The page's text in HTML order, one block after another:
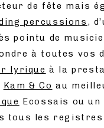
de fête mais
percussions ,
pointu de
à toutes vos
lyrique à la
Kam & Co au
Ecossais ou un
les